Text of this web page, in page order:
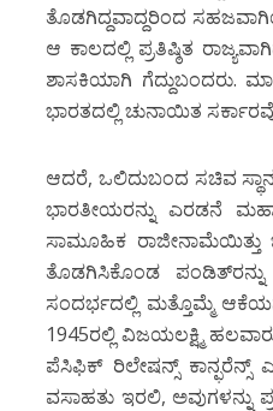
ತೊಡಗಿದ್ದವಾದ್ದರಿಂದ
ಆ ಕಾಲದಲ್ಲಿ ಪ್ರತಿಷ್ಠಿತ
ಶಾಸಕಿಯಾಗಿ ಗೆದ್ದುಬಂದರು.
ಭಾರತದಲ್ಲಿ ಚುನಾಯಿತ
ಆದರೆ, ಒಲಿದುಬಂದ ಸಚಿವ
ಭಾರತೀಯರನ್ನು ಎರಡನೆ
ಸಾಮೂಹಿಕ ರಾಜೀನಾಮೆಯಿತ್ತು
ತೊಡಗಿಸಿಕೊಂಡ
ಸಂದರ್ಭದಲ್ಲಿ ಮತ್ತೊಮ್ಮೆ
1945ರಲ್ಲಿ ವಿಜಯಲಕ್ಷ್ಮಿ
ಪೆಸಿಫಿಕ್ ರಿಲೇಷನ್ಸ್
ವಸಾಹತು ಇರಲಿ, ಅವುಗಳನ್ನು